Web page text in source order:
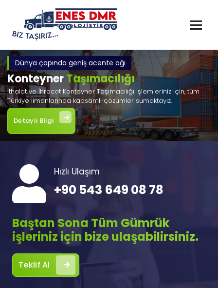
Dünya çapında geniş acente ağı
KonteynerTaşımacılığı
İthalat ve İhracat Konteyner Taşımacılığı işlemleriniz için, tüm
Türkiye limanlarında kapsamlı çözümler sumaktayız.
Detaylı Bilgi
Hızlı Ulaşım
+90 543 649 08 78
Baştan Sona Tüm Gümrük
işleriniz için bize ulaşabilirsiniz.
Teklif Al